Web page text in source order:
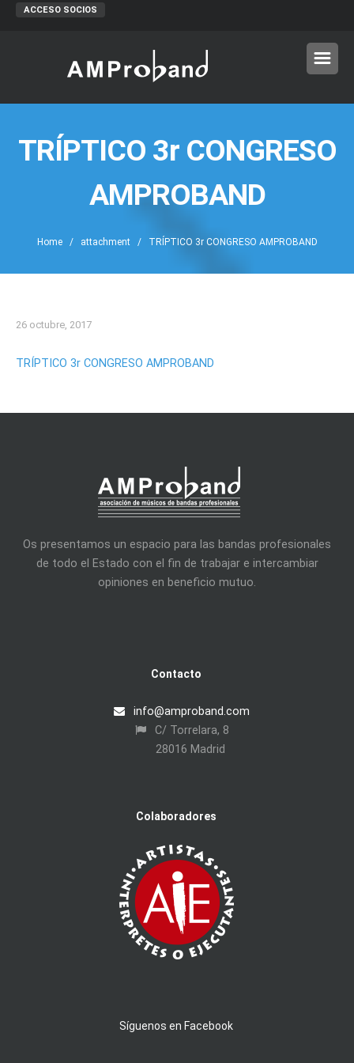
ACCESO SOCIOS
TRÍPTICO 3r CONGRESO
AMPROBAND
Home/ attachment / TRÍPTICO 3r CONGRESO AMPROBAND
26 octubre, 2017
TRÍPTICO 3r CONGRESO AMPROBAND
Os presentamos un espacio para las bandas profesionales
de todo el Estado con el fin de trabajar e intercambiar
opiniones en beneficio mutuo.
Contacto
info@amproband.com
C/ Torrelara, 8
28016 Madrid
Colaboradores
Síguenos en Facebook